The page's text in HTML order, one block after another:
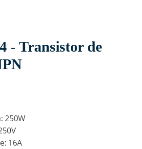
- Transistor de
250W
16A